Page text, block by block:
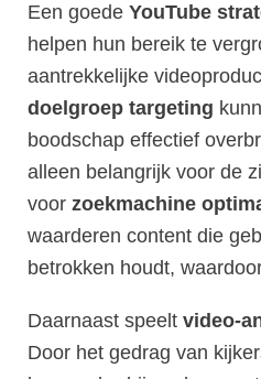
Een goede YouTube
helpen hun bereik te
aantrekkelijke
doelgroep targeting
boodschap effectief
alleen belangrijk voor de
voor zoekmachine
waarderen content die
betrokken houdt,
Daarnaast speelt video-
Door het gedrag van